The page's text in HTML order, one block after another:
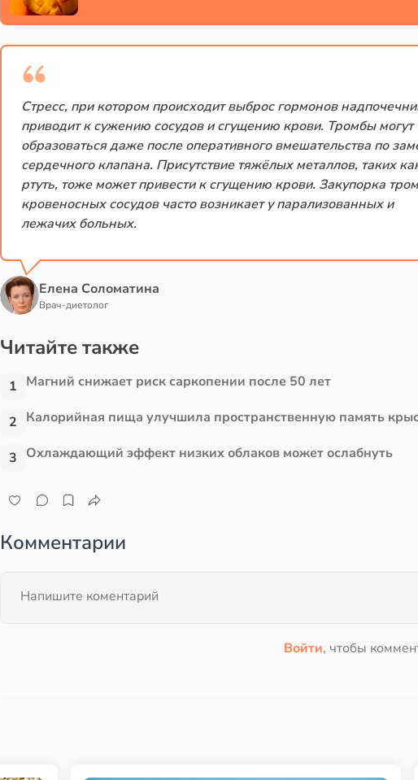
Стресс, при котором происходит выброс гормонов
приводит к сужению сосудов и сгущению крови. Тромбы могут
образоваться даже после оперативного вмешательства по
сердечного клапана. Присутствие тяжёлых металлов, таких
ртуть, тоже может привести к сгущению крови. Закупорка
кровеносных сосудов часто возникает у парализованных и
лежачих больных.
Елена Соломатина
Врач-диетолог
Читайте также
1 Магний снижает риск саркопении после 50 лет
2 Калорийная пища улучшила пространственную память
3 Охлаждающий эффект низких облаков может ослабнуть
Комментарии
Войти, чтобы